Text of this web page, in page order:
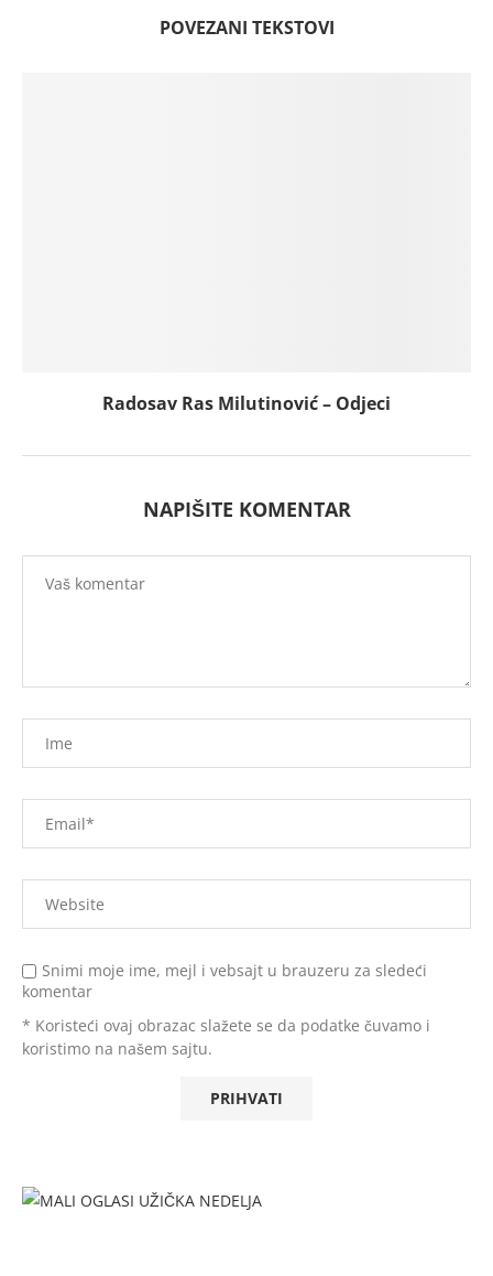
POVEZANI TEKSTOVI
Radosav Ras Milutinović – Odjeci
NAPIŠITE KOMENTAR
Snimi moje ime, mejl i vebsajt u brauzeru za sledeći
komentar
* Koristeći ovaj obrazac slažete se da podatke čuvamo i
koristimo na našem sajtu.